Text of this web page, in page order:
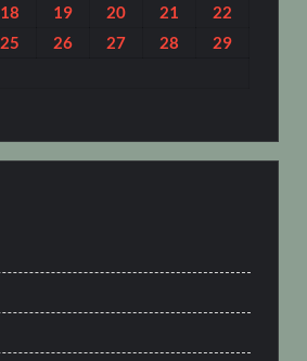
18 19 20 21
22
25 26 27 28
29